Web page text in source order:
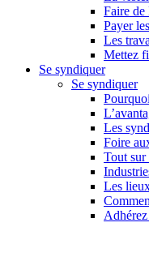
Faire de
Payer
Les
Mettez
Se syndiquer
Se syndiquer
Les
Foire
Tout sur
Les